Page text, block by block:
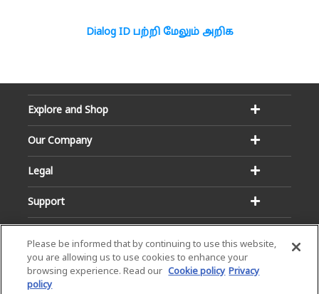
Dialog ID பற்றி மேலும் அறிக
Explore and Shop
Our Company
Legal
Support
Please be informed that by continuing to use this website,
you are allowing us to use cookies to enhance your
browsing experience. Read our Cookie policy Privacy
policy